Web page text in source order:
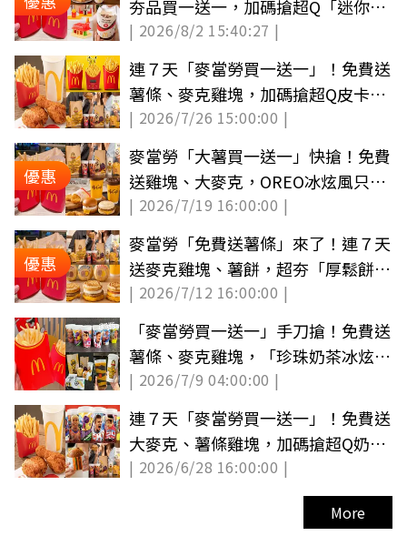
夯品買一送一，加碼搶超Q「迷你麥
盲盒」
| 2026/8/2 15:40:27 |
連７天「麥當勞買一送一」！免費送
薯條、麥克雞塊，加碼搶超Q皮卡丘
包裝
| 2026/7/26 15:00:00 |
優惠
麥當勞「大薯買一送一」快搶！免費
送雞塊、大麥克，OREO冰炫風只要
29元
| 2026/7/19 16:00:00 |
優惠
麥當勞「免費送薯條」來了！連７天
送麥克雞塊、薯餅，超夯「厚鬆餅
堡」延長賣
| 2026/7/12 16:00:00 |
「麥當勞買一送一」手刀搶！免費送
薯條、麥克雞塊，「珍珠奶茶冰炫
風」半價喝
| 2026/7/9 04:00:00 |
連７天「麥當勞買一送一」！免費送
大麥克、薯條雞塊，加碼搶超Q奶昔
大哥杯
| 2026/6/28 16:00:00 |
More